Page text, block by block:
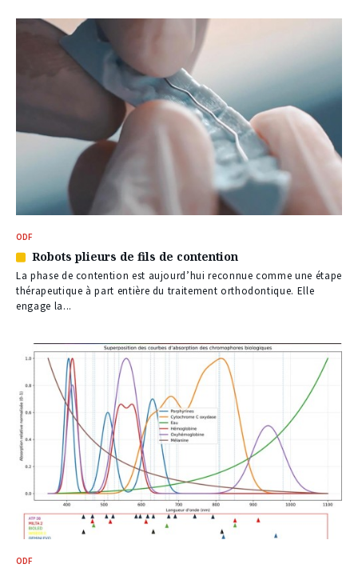
ODF
Article
réservé
à
nos
Robots plieurs de fils de contention
La phase de contention est aujourd’hui reconnue comme une étape
thérapeutique à part entière du traitement orthodontique. Elle
engage la...
ODF